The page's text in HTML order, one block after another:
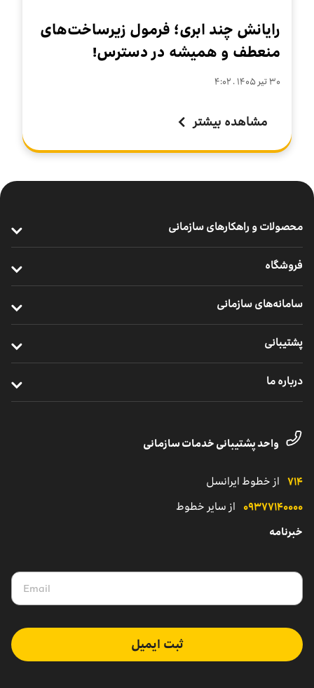
رایانش چند ابری؛ فرمول زیرساخت‌های
منعطف و همیشه در دسترس!
۳۰ تير ۱۴۰۵ . ۴:۰۲
مشاهده بیشتر
محصولات و راهکارهای سازمانی
ارتباطات یکپارچه سازمانی
اینترنت اشیا
خدمات دیجیتال
فروشگاه
خرید ردیاب خودرو
سامانه‌های سازمانی
مدیریت هوشمند ناوگان
پشتیبانی
نمایندگی
درباره ما
داستان موفقیت
واحد پشتیبانی خدمات سازمانی
۷۱۴ از خطوط ایرانسل
۰۹۳۷۷۱۴۰۰۰۰ از سایر خطوط
خبرنامه
ثبت ایمیل